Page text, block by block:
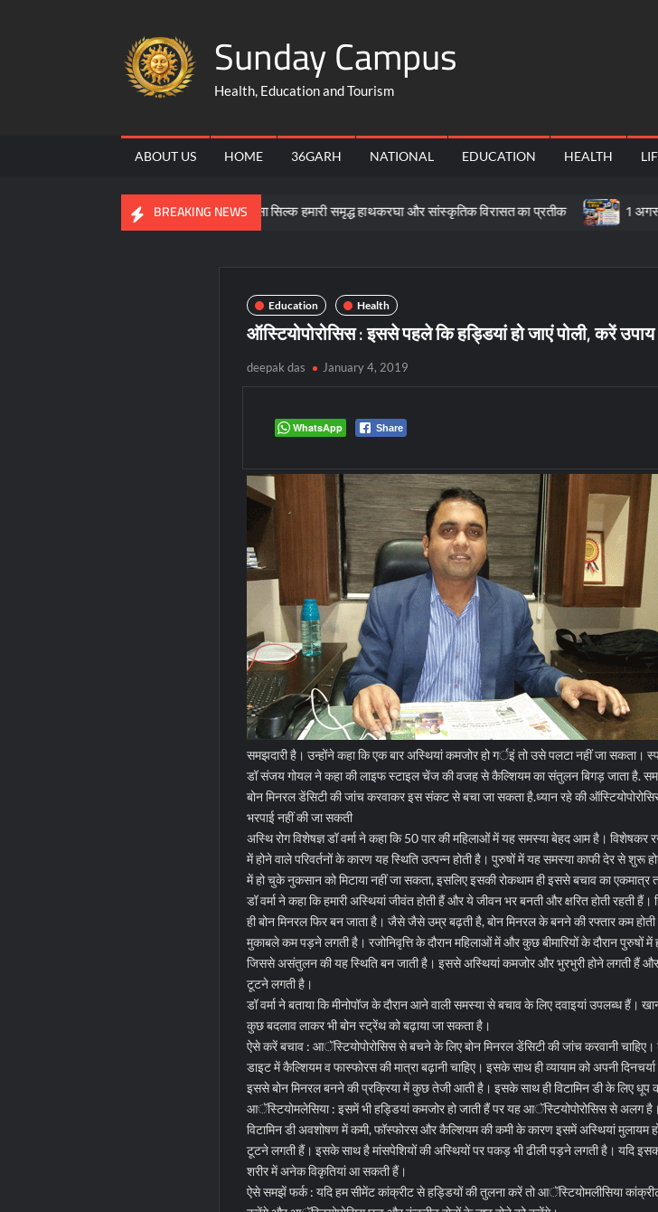
Sunday Campus
Health, Education and Tourism
ABOUT US HOME 36GARH NATIONAL EDUCATION HEALTH
BREAKING NEWS
कोसा सिल्क हमारी समृद्ध हाथकरघा और सांस्कृतिक विरासत का प्रतीक 1 अगस्त से देशभर में
Education Health
ऑस्टियोपोरोसिस : इससे पहले कि हड्डियां हो जाएं पोली, करें उपाय :
deepak das January 4, 2019
WhatsApp Share
समझदारी है। उन्होंने कहा कि एक बार अस्थियां कमजोर हो गर्इं तो उसे पलटा नहीं जा सकता।
डॉ संजय गोयल ने कहा की लाइफ स्टाइल चेंज की वजह से कैल्शियम का संतुलन बिगड़ जाता है.
बोन मिनरल डेंसिटी की जांच करवाकर इस संकट से बचा जा सकता है.ध्यान रहे की
भरपाई नहीं की जा सकती
अस्थि रोग विशेषज्ञ डॉ वर्मा ने कहा कि 50 पार की महिलाओं में यह समस्या बेहद आम है। विशेषकर
में होने वाले परिवर्तनों के कारण यह स्थिति उत्पन्न होती है। पुरुषों में यह समस्या काफी देर से शुरू
में हो चुके नुकसान को मिटाया नहीं जा सकता, इसलिए इसकी रोकथाम ही इससे बचाव का एकमात्र
डॉ वर्मा ने कहा कि हमारी अस्थियां जीवंत होती हैं और ये जीवन भर बनती और क्षरित होती रहती हैं।
ही बोन मिनरल फिर बन जाता है। जैसे जैसे उम्र बढ़ती है, बोन मिनरल के बनने की रफ्तार कम
मुकाबले कम पड़ने लगती है। रजोनिवृत्ति के दौरान महिलाओं में और कुछ बीमारियों के दौरान पुरुषों में
जिससे असंतुलन की यह स्थिति बन जाती है। इससे अस्थियां कमजोर और भुरभुरी होने लगती हैं और
टूटने लगती है।
डॉ वर्मा ने बताया कि मीनोपॉज के दौरान आने वाली समस्या से बचाव के लिए दवाइयां उपलब्ध हैं।
कुछ बदलाव लाकर भी बोन स्ट्रेंथ को बढ़ाया जा सकता है।
ऐसे करें बचाव : आॅस्टियोपोरोसिस से बचने के लिए बोन मिनरल डेंसिटी की जांच करवानी
डाइट में कैल्शियम व फास्फोरस की मात्रा बढ़ानी चाहिए। इसके साथ ही व्यायाम को अपनी
इससे बोन मिनरल बनने की प्रक्रिया में कुछ तेजी आती है। इसके साथ ही विटामिन डी के लिए धूप
आॅस्टियोमलेसिया : इसमें भी हड्डियां कमजोर हो जाती हैं पर यह आॅस्टियोपोरोसिस से अलग
विटामिन डी अवशोषण में कमी, फॉस्फोरस और कैल्शियम की कमी के कारण इसमें अस्थियां मुलायम
टूटने लगती हैं। इसके साथ है मांसपेशियों की अस्थियों पर पकड़ भी ढीली पड़ने लगती है। यदि
शरीर में अनेक विकृतियां आ सकती हैं।
ऐसे समझें फर्क : यदि हम सीमेंट कांक्रीट से हड्डियों की तुलना करें तो आॅस्टियोमलीसिया